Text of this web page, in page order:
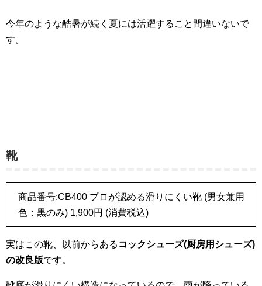
今年のような酷暑が続く夏には活躍すること間違いないで
す。
靴
商品番号:CB400 プロが認める滑りにくい靴 (男女兼用
色：黒のみ) 1,900円 (消費税込)
実はこの靴、以前からある コックシューズ(厨房用シューズ)
の改良版です。